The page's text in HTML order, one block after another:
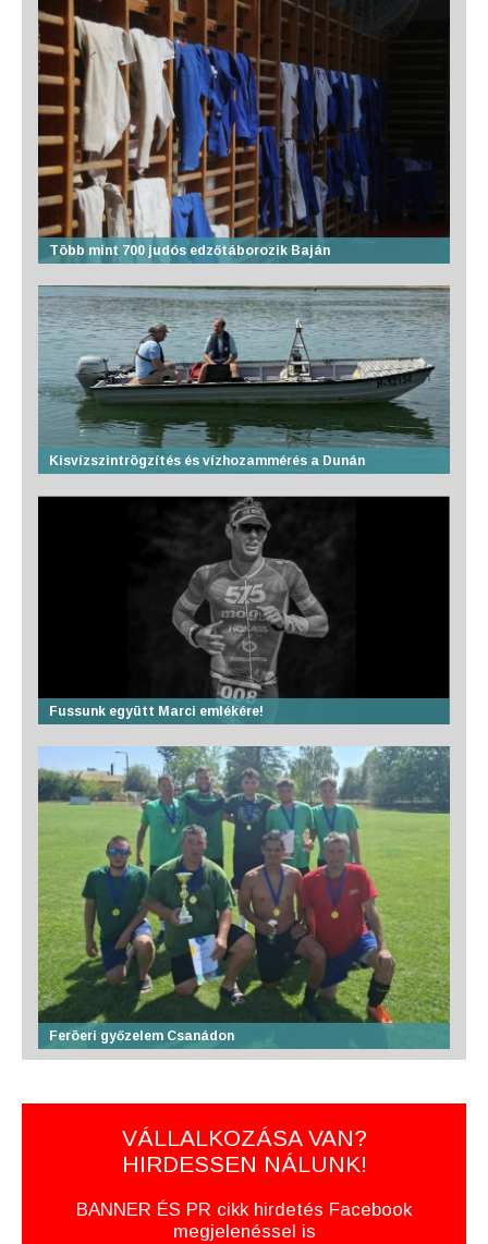
Több mint 700 judós edzőtáborozik Baján
Kisvízszintrögzítés és vízhozammérés a Dunán
Fussunk együtt Marci emlékére!
Feröeri győzelem Csanádon
VÁLLALKOZÁSA VAN?
HIRDESSEN NÁLUNK!
BANNER ÉS PR cikk hirdetés Facebook
megjelenéssel is